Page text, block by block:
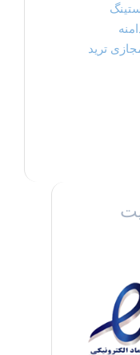
ترید